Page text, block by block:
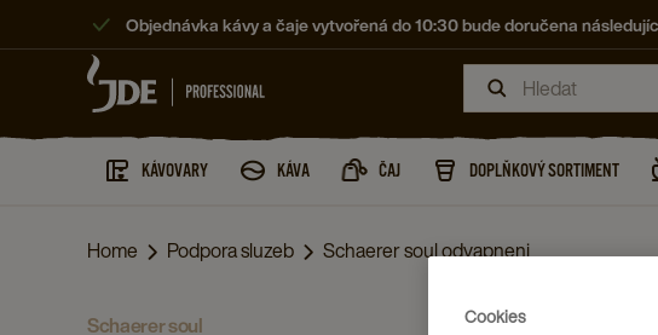
Objednávka kávy a čaje vytvořená do 10:30 bude doručena
KÁVOVARY KÁVA ČAJ DOPLŇKOVÝ SORTIMENT
Home Podpora sluzeb Schaerer soul odvapneni
schaerer soul Cookies